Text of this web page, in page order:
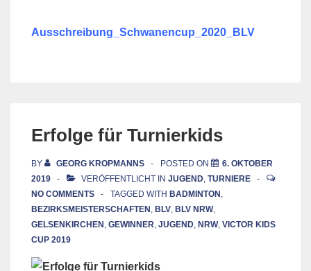
Ausschreibung_Schwanencup_2020_BLV
Erfolge für Turnierkids
BY GEORG KROPMANNS POSTED ON
6. OKTOBER
2019
VERÖFFENTLICHT IN JUGEND, TURNIERE
NO COMMENTS
TAGGED WITH BADMINTON,
BEZIRKSMEISTERSCHAFTEN, BLV, BLV NRW,
GELSENKIRCHEN, GEWINNER, JUGEND, NRW, VICTOR KIDS
CUP 2019